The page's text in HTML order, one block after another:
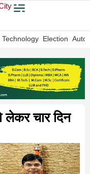
Technology Election Auto
लेकर चार दिन